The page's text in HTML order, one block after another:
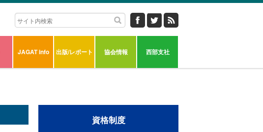
JAGAT info 出版/レポート 協会情報 西部支社
資格制度